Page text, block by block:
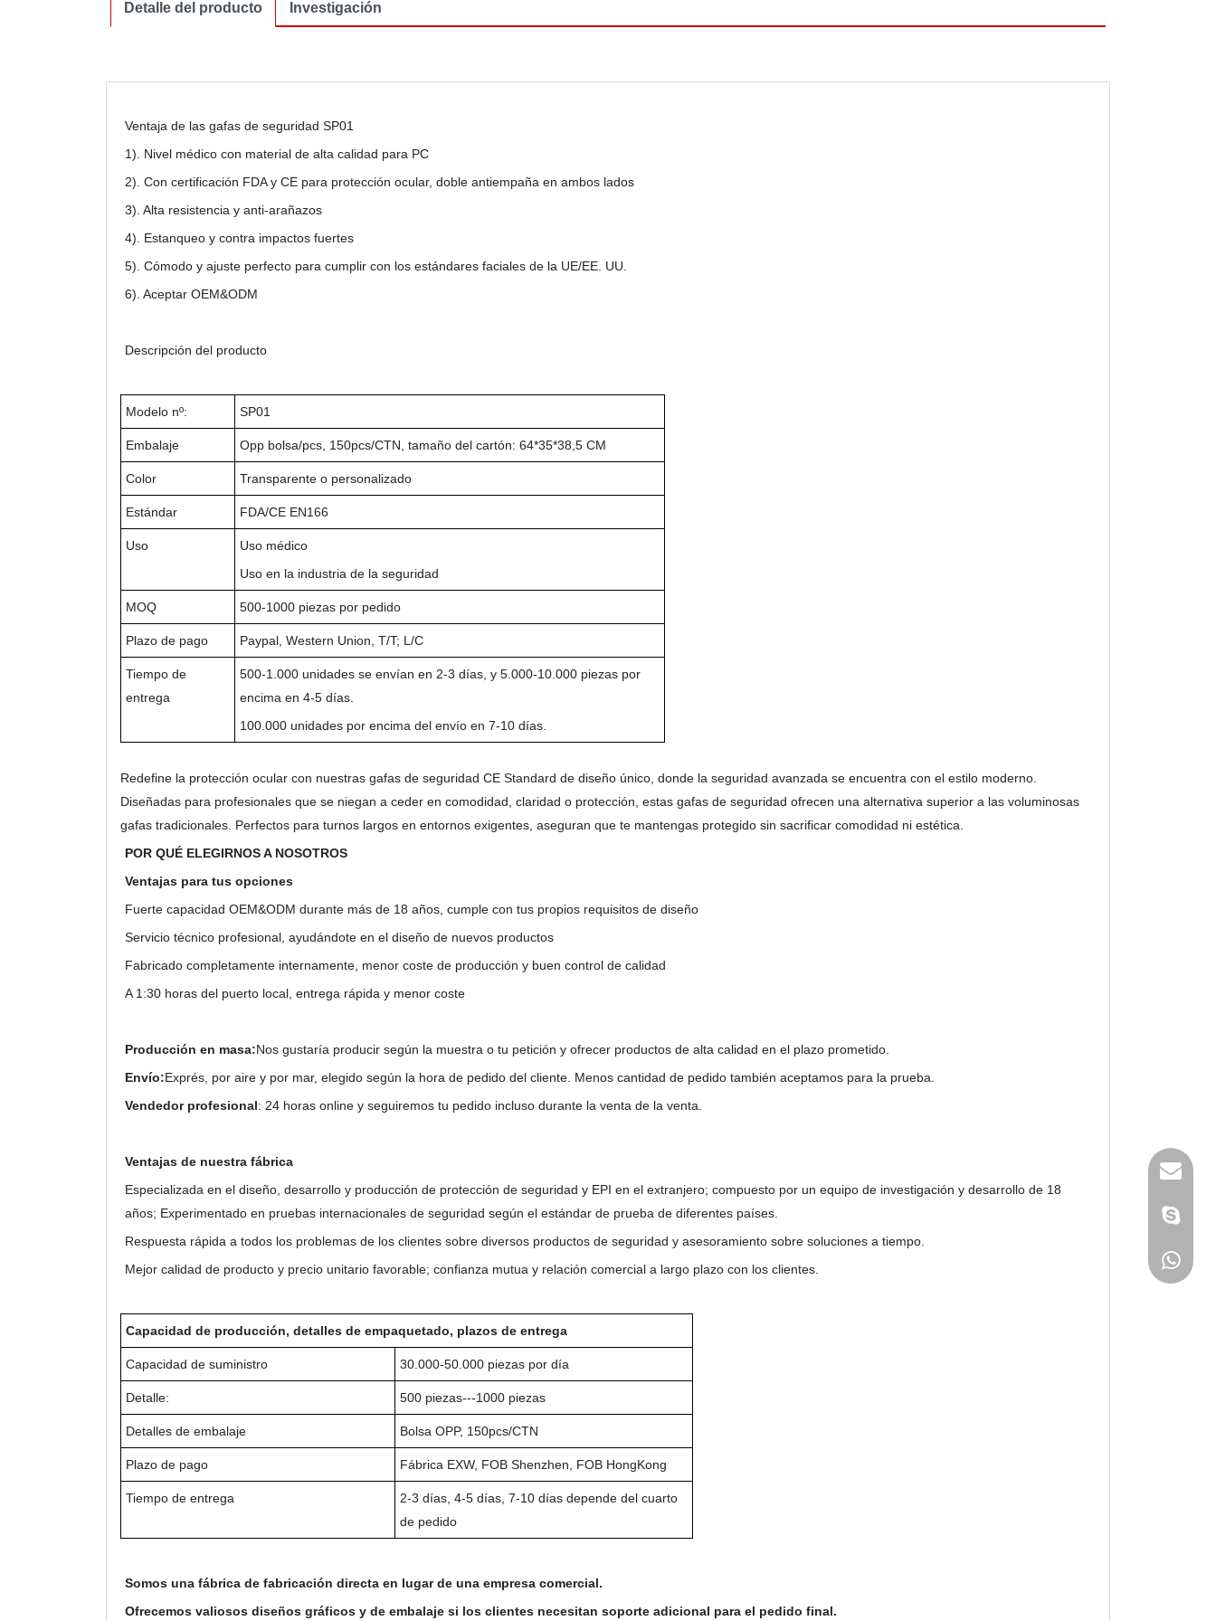
Detalle del producto Investigación
Ventaja de las gafas de seguridad SP01
1). Nivel médico con material de alta calidad para PC
2). Con certificación FDA y CE para protección ocular, doble antiempaña en ambos lados
3). Alta resistencia y anti-arañazos
4). Estanqueo y contra impactos fuertes
5). Cómodo y ajuste perfecto para cumplir con los estándares faciales de la UE/EE. UU.
6). Aceptar OEM&ODM
Descripción del producto
Modelo nº: SP01
Embalaje Opp bolsa/pcs, 150pcs/CTN, tamaño del cartón: 64*35*38,5 CM
Color Transparente o personalizado
Estándar FDA/CE EN166
Uso
Uso médico
Uso en la industria de la seguridad
MOQ 500-1000 piezas por pedido
Plazo de pago Paypal, Western Union, T/T; L/C
Tiempo de
entrega
500-1.000 unidades se envían en 2-3 días, y 5.000-10.000 piezas por
encima en 4-5 días.
100.000 unidades por encima del envío en 7-10 días.
Redefine la protección ocular con nuestras gafas de seguridad CE Standard de diseño único, donde la seguridad avanzada se encuentra con el estilo moderno.
Diseñadas para profesionales que se niegan a ceder en comodidad, claridad o protección, estas gafas de seguridad ofrecen una alternativa superior a las voluminosas
gafas tradicionales. Perfectos para turnos largos en entornos exigentes, aseguran que te mantengas protegido sin sacrificar comodidad ni estética.
POR QUÉ ELEGIRNOS A NOSOTROS
Ventajas para tus opciones
Fuerte capacidad OEM&ODM durante más de 18 años, cumple con tus propios requisitos de diseño
Servicio técnico profesional, ayudándote en el diseño de nuevos productos
Fabricado completamente internamente, menor coste de producción y buen control de calidad
A 1:30 horas del puerto local, entrega rápida y menor coste
Producción en masa:Nos gustaría producir según la muestra o tu petición y ofrecer productos de alta calidad en el plazo prometido.
Envío:Exprés, por aire y por mar, elegido según la hora de pedido del cliente. Menos cantidad de pedido también aceptamos para la prueba.
Vendedor profesional: 24 horas online y seguiremos tu pedido incluso durante la venta de la venta.
Ventajas de nuestra fábrica
Especializada en el diseño, desarrollo y producción de protección de seguridad y EPI en el extranjero; compuesto por un equipo de investigación y desarrollo de 18
años; Experimentado en pruebas internacionales de seguridad según el estándar de prueba de diferentes países.
Respuesta rápida a todos los problemas de los clientes sobre diversos productos de seguridad y asesoramiento sobre soluciones a tiempo.
Mejor calidad de producto y precio unitario favorable; confianza mutua y relación comercial a largo plazo con los clientes.
Capacidad de producción, detalles de empaquetado, plazos de entrega
Capacidad de suministro 30.000-50.000 piezas por día
Detalle: 500 piezas---1000 piezas
Detalles de embalaje Bolsa OPP, 150pcs/CTN
Plazo de pago Fábrica EXW, FOB Shenzhen, FOB HongKong
Tiempo de entrega
2-3 días, 4-5 días, 7-10 días depende del cuarto
de pedido
Somos una fábrica de fabricación directa en lugar de una empresa comercial.
Ofrecemos valiosos diseños gráficos y de embalaje si los clientes necesitan soporte adicional para el pedido final.